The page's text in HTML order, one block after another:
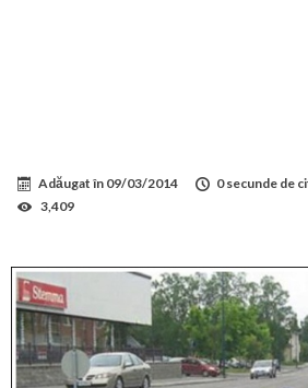
Adăugat în 09/03/2014 0 secunde de
3,409